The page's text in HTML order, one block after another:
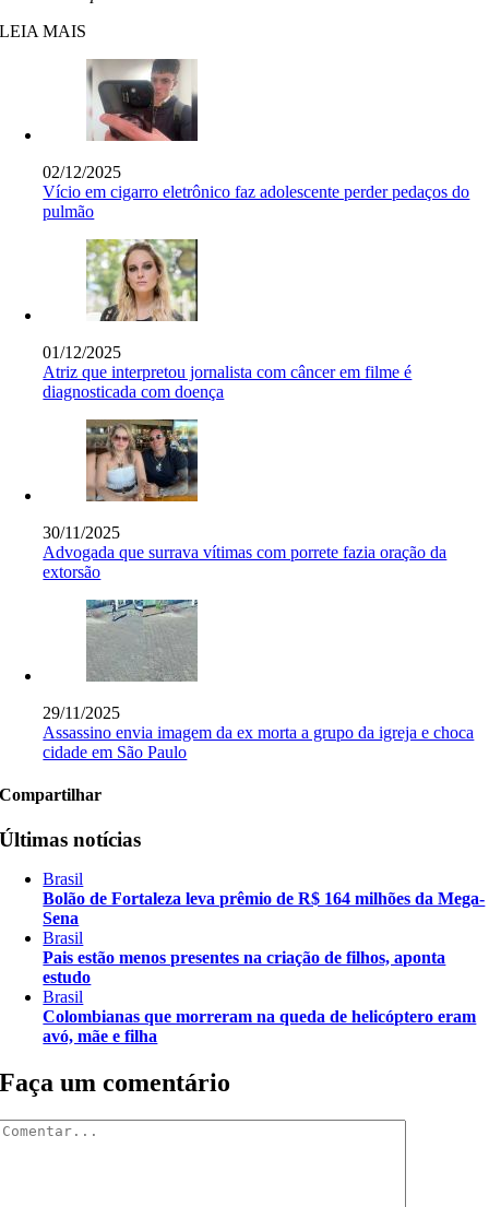
LEIA MAIS
02/12/2025
Vício em cigarro eletrônico faz adolescente perder pedaços do
pulmão
01/12/2025
Atriz que interpretou jornalista com câncer em filme é
diagnosticada com doença
30/11/2025
Advogada que surrava vítimas com porrete fazia oração da
extorsão
29/11/2025
Assassino envia imagem da ex morta a grupo da igreja e choca
cidade em São Paulo
Compartilhar
Últimas notícias
Brasil
Bolão de Fortaleza leva prêmio de R$ 164 milhões da Mega-
Sena
Brasil
Pais estão menos presentes na criação de filhos, aponta
estudo
Brasil
Colombianas que morreram na queda de helicóptero eram
avó, mãe e filha
Faça um comentário